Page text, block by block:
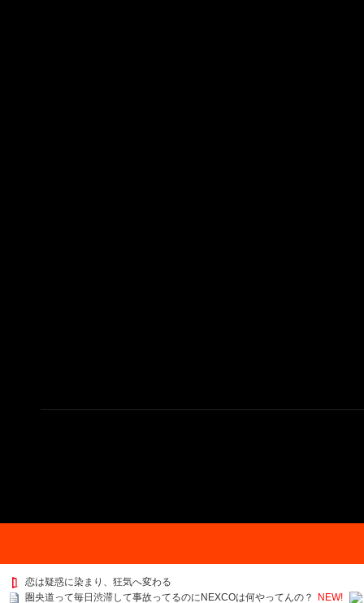
恋は疑惑に染まり、狂気へ変わる
圏央道って毎日渋滞して事故ってるのにNEXCOは何やってんの？
NEW!